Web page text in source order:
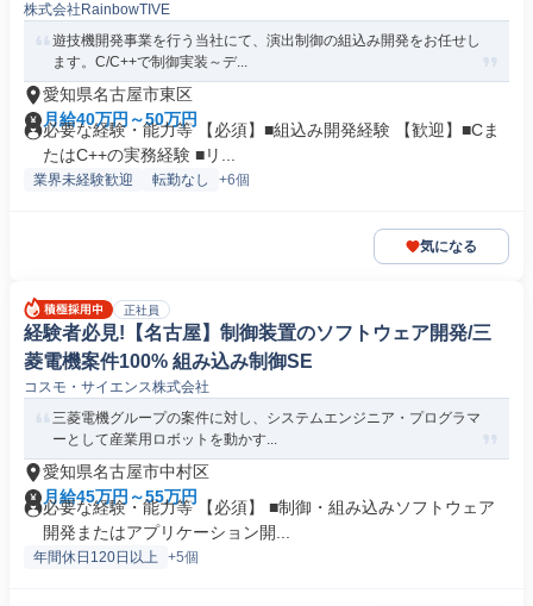
株式会社RainbowTIVE
遊技機開発事業を行う当社にて、演出制御の組込み開発をお任せし
ます。C/C++で制御実装～デ...
愛知県名古屋市東区
月給40万円～50万円
必要な経験・能力等 【必須】■組込み開発経験 【歓迎】■Cま
たはC++の実務経験 ■リ...
業界未経験歓迎 転勤なし +6個
気になる
正社員
経験者必見!【名古屋】制御装置のソフトウェア開発/三
菱電機案件100% 組み込み制御SE
コスモ・サイエンス株式会社
三菱電機グループの案件に対し、システムエンジニア・プログラマ
ーとして産業用ロボットを動かす...
愛知県名古屋市中村区
月給45万円～55万円
必要な経験・能力等 【必須】 ■制御・組み込みソフトウェア
開発またはアプリケーション開...
年間休日120日以上 +5個